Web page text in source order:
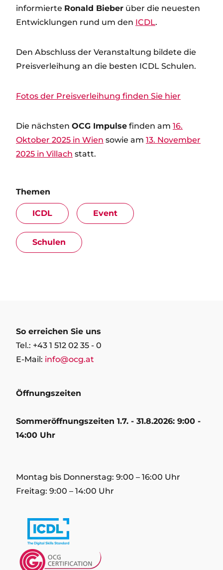
informierte Ronald Bieber über die neuesten
Entwicklungen rund um den ICDL.
Den Abschluss der Veranstaltung bildete die
Preisverleihung an die besten ICDL Schulen.
Fotos der Preisverleihung finden Sie hier
Die nächsten OCG Impulse finden am 16.
Oktober 2025 in Wien sowie am 13. November
2025 in Villach statt.
Themen
ICDL Event
Schulen
So erreichen Sie uns
Tel.: +43 1 512 02 35 - 0
E-Mail: info@ocg.at
Öffnungszeiten
Sommeröffnungszeiten 1.7. - 31.8.2026: 9:00 -
14:00 Uhr
Montag bis Donnerstag: 9:00 – 16:00 Uhr
Freitag: 9:00 – 14:00 Uhr